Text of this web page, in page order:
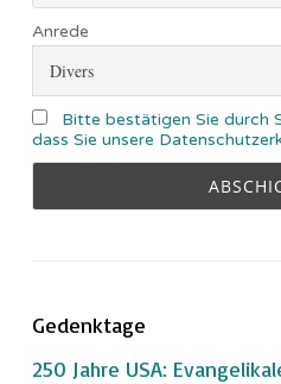
Anrede
Bitte bestätigen Sie durch
dass Sie unsere
Gedenktage
250 Jahre USA: